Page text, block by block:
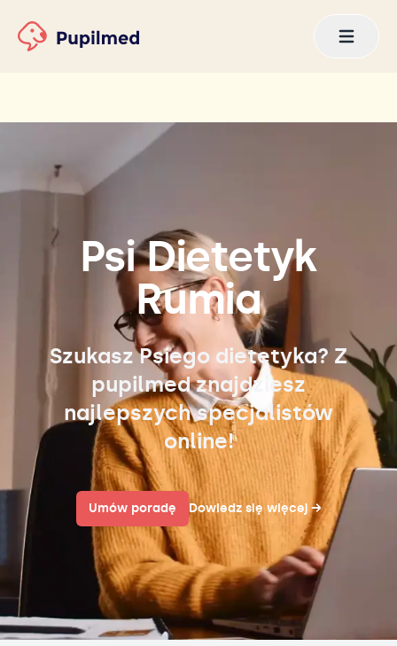
Psi Dietetyk
Rumia
Szukasz Psiego dietetyka? Z
pupilmed znajdziesz
najlepszych specjalistów
online!
Umów poradę Dowiedz się więcej →